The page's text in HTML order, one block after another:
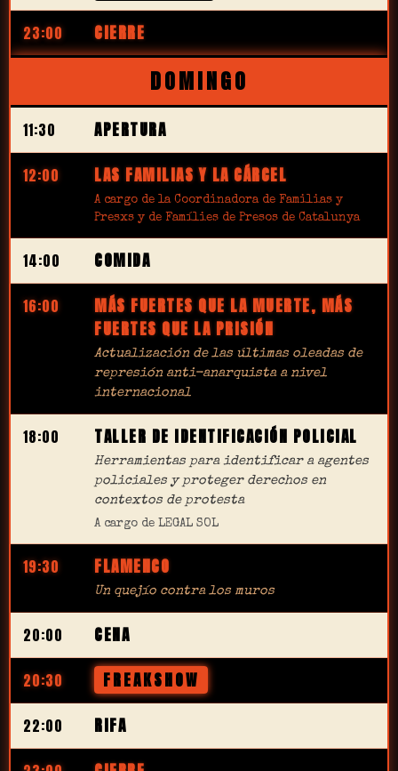
23:00 CIERRE
DOMINGO
11:30 APERTURA
12:00 LAS FAMILIAS Y LA CÁRCEL
A cargo de la Coordinadora de Familias y
Presxs y de Famílies de Presos de Catalunya
14:00 COMIDA
16:00
MÁS FUERTES QUE LA MUERTE, MÁS
FUERTES QUE LA PRISIÓN
Actualización de las últimas oleadas de
represión anti-anarquista a nivel
internacional
18:00 TALLER DE IDENTIFICACIÓN POLICIAL
Herramientas para identificar a agentes
policiales y proteger derechos en
contextos de protesta
A cargo de LEGAL SOL
19:30 FLAMENCO
Un quejío contra los muros
20:00 CENA
20:30 FREAKSHOW
22:00 RIFA